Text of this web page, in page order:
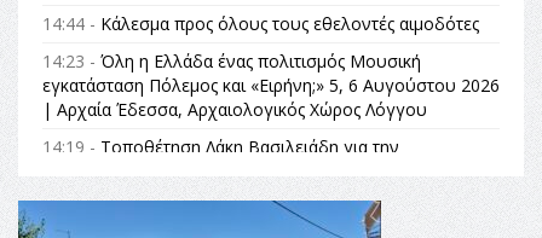
14:44 - Κάλεσμα προς όλους τους εθελοντές αιμοδότες
14:23 - Όλη η Ελλάδα ένας πολιτισμός Μουσική
εγκατάσταση Πόλεμος και «Ειρήνη;» 5, 6 Αυγούστου 2026
| Αρχαία Έδεσσα, Αρχαιολογικός Χώρος Λόγγου
14:19 - Τοποθέτηση Λάκη Βασιλειάδη για την
Αναθεώρηση του Συντάγματος: «Σε τέτοιες κορυφαίες
θεσμικές διαδικασίες υπάρχει μόνο η ευθύνη απέναντι
στις επόμενες γενιές»